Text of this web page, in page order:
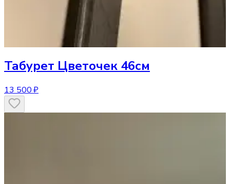
Табурет Цветочек 46см
13 500 ₽